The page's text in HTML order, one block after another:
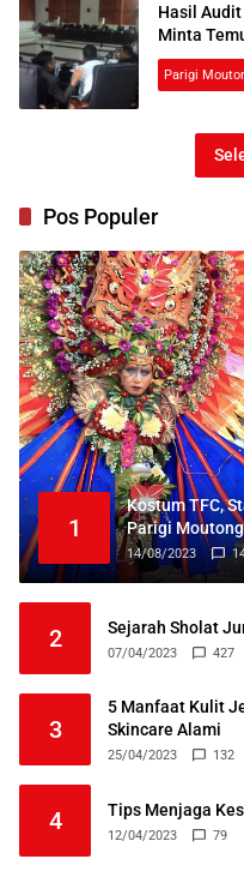
Hasil Audit
Minta
Parigi
Pos Populer
1
Kostum TFC,
Parigi
14/08/2023
2 Sejarah Sholat
07/04/2023 427
3
5 Manfaat Kulit
Skincare Alami
25/04/2023 132
4 Tips Menjaga
12/04/2023 79